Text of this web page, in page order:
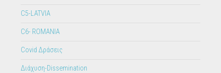
C5-LATVIA
C6- ROMANIA
Covid Δράσεις
Διάχυση-Dissemination